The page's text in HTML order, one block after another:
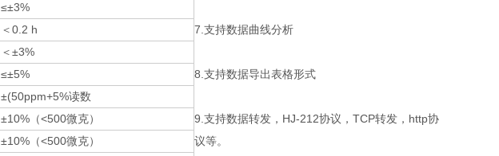
≤±3%
＜0.2 h
＜±3%
≤±5%
±(50ppm+5%读数
±10%（<500微克）
±10%（<500微克）
7.支持数据曲线分析
8.支持数据导出表格形式
9.支持数据转发，HJ-212协议，TCP转发，http协
议等。